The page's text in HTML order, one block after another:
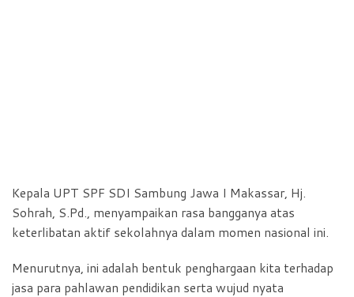
Kepala UPT SPF SDI Sambung Jawa I Makassar, Hj.
Sohrah, S.Pd., menyampaikan rasa bangganya atas
keterlibatan aktif sekolahnya dalam momen nasional ini.
Menurutnya, ini adalah bentuk penghargaan kita terhadap
jasa para pahlawan pendidikan serta wujud nyata